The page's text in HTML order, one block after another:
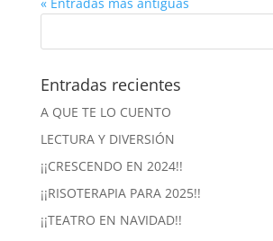
Entradas recientes
A QUE TE LO CUENTO
LECTURA Y DIVERSIÓN
¡¡CRESCENDO EN 2024!!
¡¡RISOTERAPIA PARA 2025!!
¡¡TEATRO EN NAVIDAD!!